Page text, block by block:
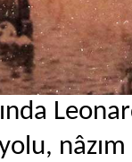
nâzım